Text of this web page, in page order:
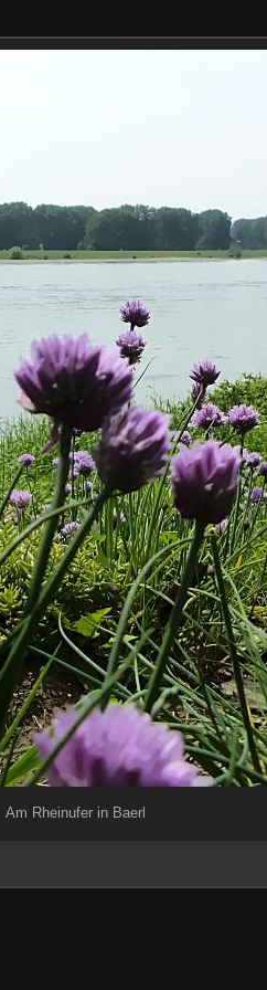
Am Rheinufer in Baerl